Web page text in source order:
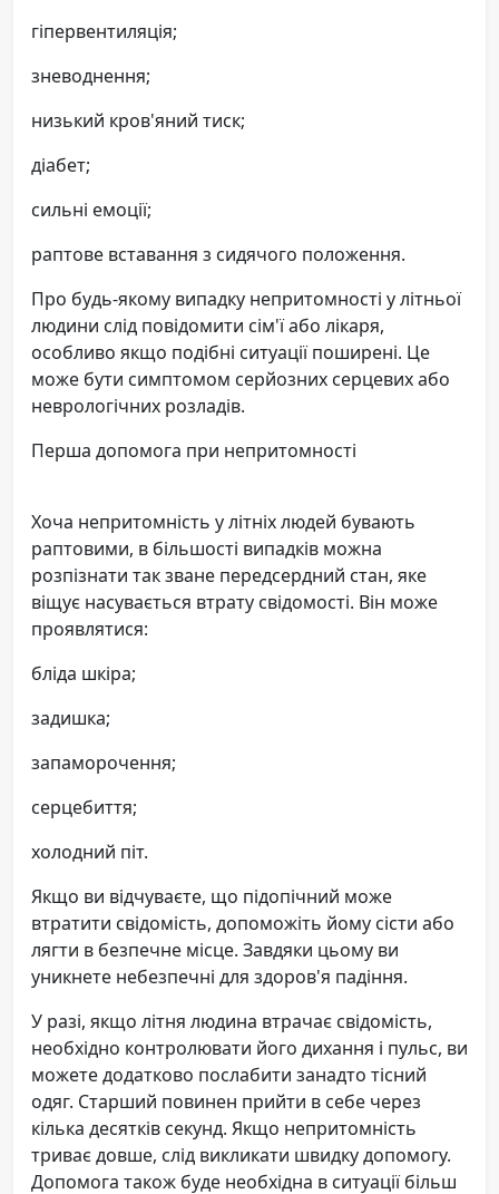
гіпервентиляція;
зневоднення;
низький кров'яний тиск;
діабет;
сильні емоції;
раптове вставання з сидячого положення.
Про будь-якому випадку непритомності у літньої
людини слід повідомити сім'ї або лікаря,
особливо якщо подібні ситуації поширені. Це
може бути симптомом серйозних серцевих або
неврологічних розладів.
Перша допомога при непритомності
Хоча непритомність у літніх людей бувають
раптовими, в більшості випадків можна
розпізнати так зване передсердний стан, яке
віщує насувається втрату свідомості. Він може
проявлятися:
бліда шкіра;
задишка;
запаморочення;
серцебиття;
холодний піт.
Якщо ви відчуваєте, що підопічний може
втратити свідомість, допоможіть йому сісти або
лягти в безпечне місце. Завдяки цьому ви
уникнете небезпечні для здоров'я падіння.
У разі, якщо літня людина втрачає свідомість,
необхідно контролювати його дихання і пульс, ви
можете додатково послабити занадто тісний
одяг. Старший повинен прийти в себе через
кілька десятків секунд. Якщо непритомність
триває довше, слід викликати швидку допомогу.
Допомога також буде необхідна в ситуації більш